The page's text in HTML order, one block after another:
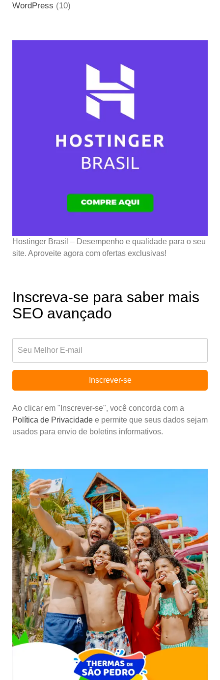
WordPress (10)
Hostinger Brasil – Desempenho e qualidade para o seu
site. Aproveite agora com ofertas exclusivas!
Inscreva-se para saber mais
SEO avançado
Inscrever-se
Ao clicar em "Inscrever-se", você concorda com a
Política de Privacidade e permite que seus dados sejam
usados para envio de boletins informativos.